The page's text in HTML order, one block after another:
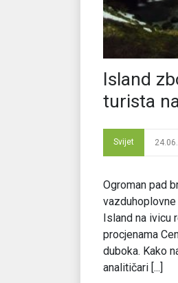
Island
turista
Svijet
Ogroman pad
vazduhoplovne
Island na ivicu
procjenama
duboka. Kako
analitičari [...]